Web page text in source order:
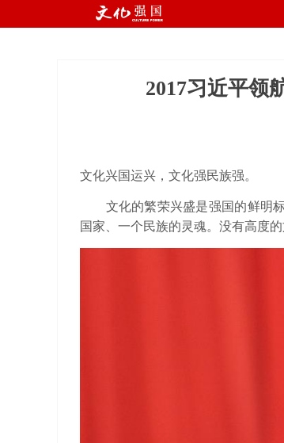
文化兴国运兴，文化强民族强。
文化的繁荣兴盛是强国的鲜明标
国家、一个民族的灵魂。没有高度
2017习近平领